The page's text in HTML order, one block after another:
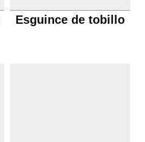
Esguince de tobillo